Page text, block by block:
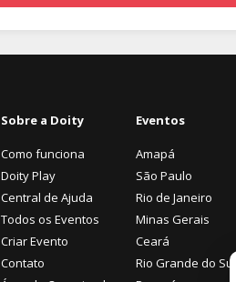
Sobre a Doity
Como funciona
Doity Play
Central de Ajuda
Todos os Eventos
Criar Evento
Contato
Eventos
Amapá
São Paulo
Rio de Janeiro
Minas Gerais
Ceará
Rio Grande do Sul